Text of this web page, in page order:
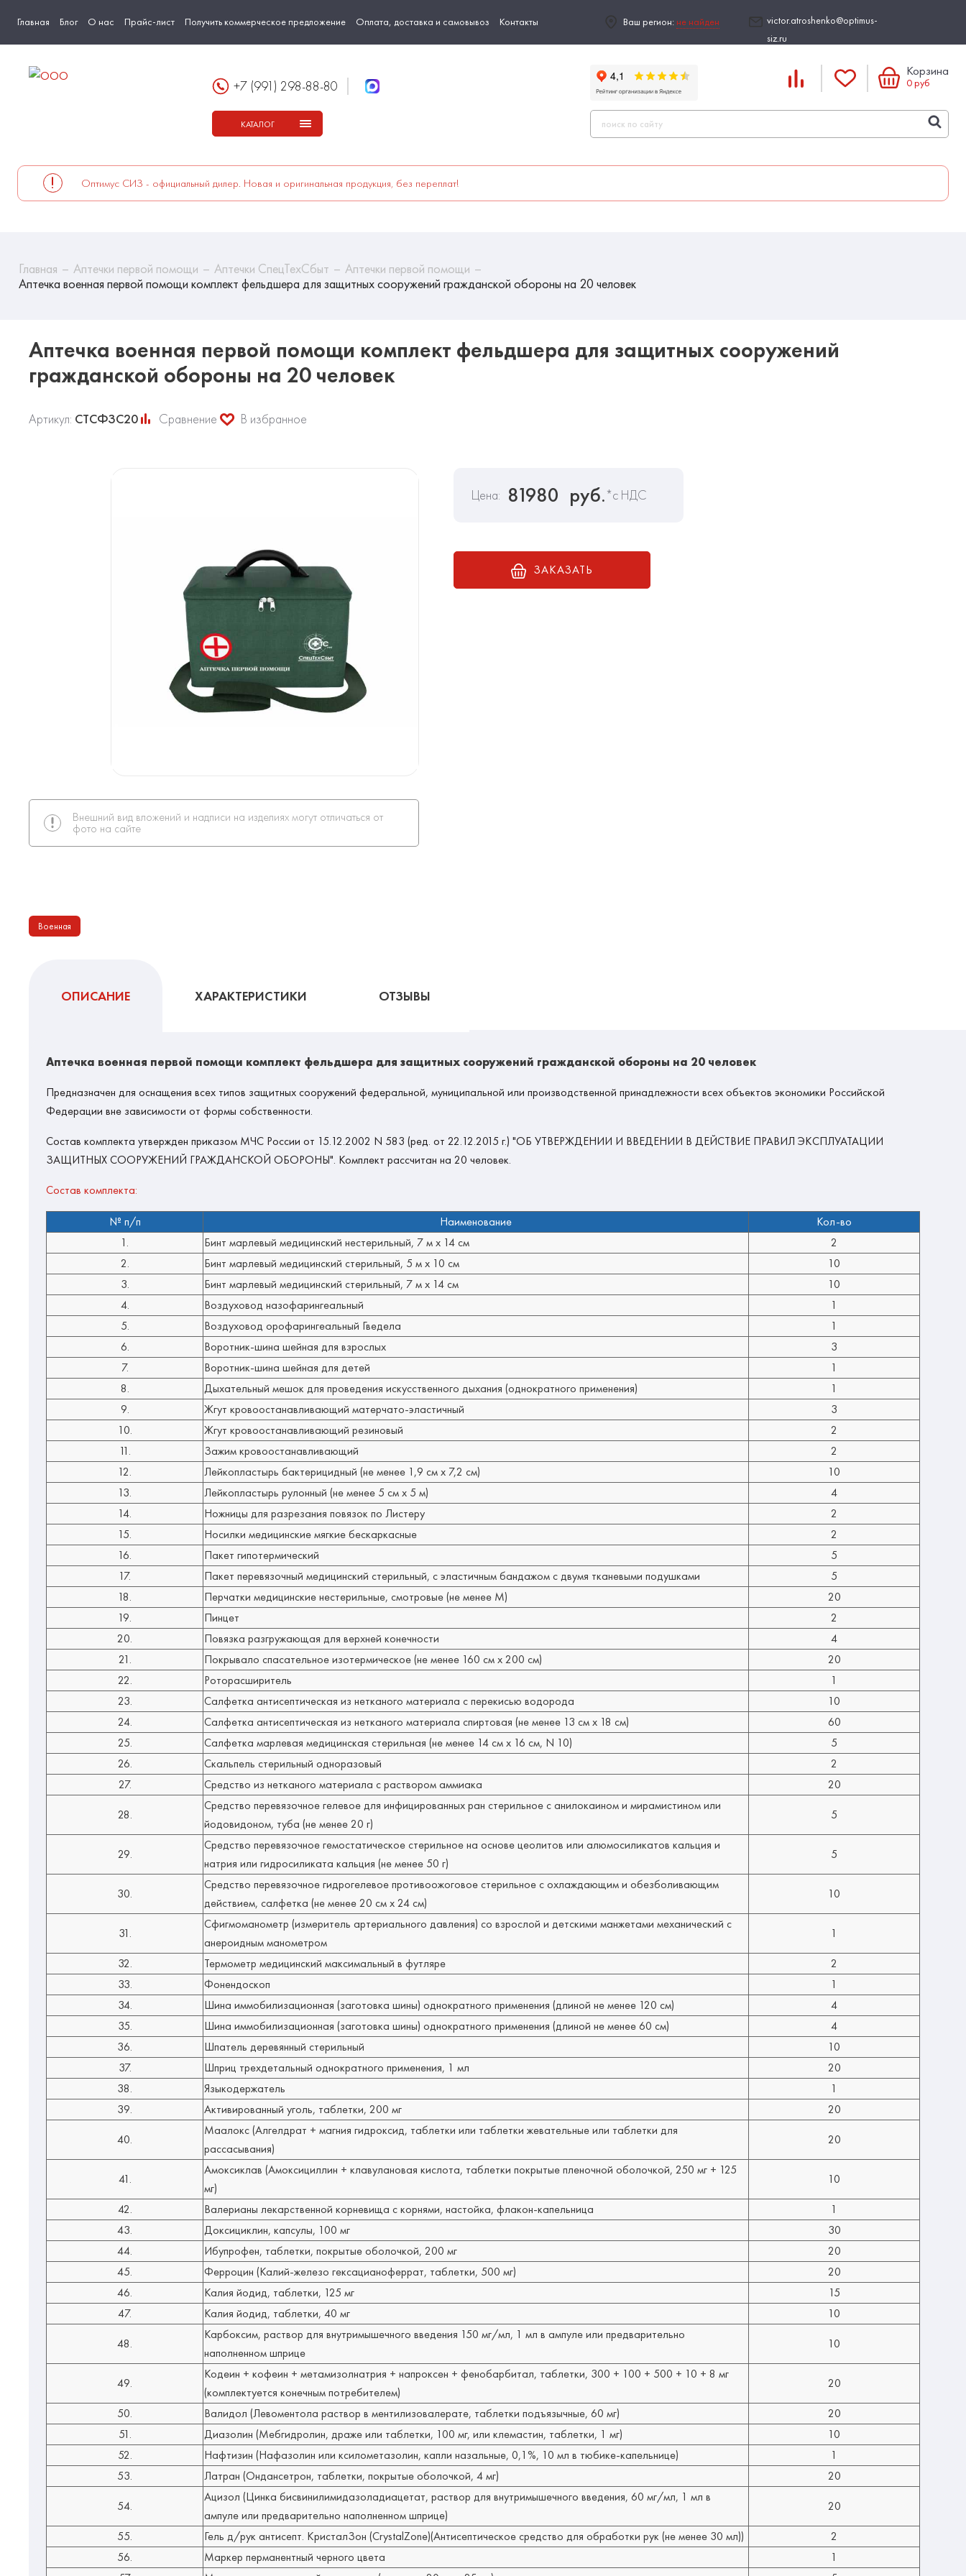
Главная Блог О нас Прайс-лист Получить коммерческое предложение Оплата, доставка и самовывоз Контакты Ваш регион: не найден
victor.atroshenko@optimus-
siz.ru
+7 (991) 298-88-80
КАТАЛОГ
Корзина
0руб
Оптимус СИЗ - официальный дилер. Новая и оригинальная продукция, без переплат!
Главная Аптечки первой помощи Аптечки СпецТехСбыт
Аптечки первой помощи
Аптечка военная первой помощи комплект фельдшера для защитных сооружений гражданской обороны на 20 человек
Аптечка военная первой помощи комплект фельдшера для защитных сооружений
гражданской обороны на 20 человек
Артикул: СТСФЗС20 Сравнение В избранное
Внешний вид вложений и надписи на изделиях могут отличаться от
фото на сайте
Цена: 81980 руб.*с НДС
ЗАКАЗАТЬ
Военная
ОПИСАНИЕ ХАРАКТЕРИСТИКИ ОТЗЫВЫ
Аптечка военная первой помощи комплект фельдшера для защитных сооружений гражданской обороны на 20 человек
Предназначен для оснащения всех типов защитных сооружений федеральной, муниципальной или производственной принадлежности всех объектов экономики Российской
Федерации вне зависимости от формы собственности.
Состав комплекта утвержден приказом МЧС России от 15.12.2002 N 583 (ред. от 22.12.2015 г.) "ОБ УТВЕРЖДЕНИИ И ВВЕДЕНИИ В ДЕЙСТВИЕ ПРАВИЛ ЭКСПЛУАТАЦИИ
ЗАЩИТНЫХ СООРУЖЕНИЙ ГРАЖДАНСКОЙ ОБОРОНЫ". Комплект рассчитан на 20 человек.
Состав комплекта:
№ п/п Наименование
Кол-во
1.
Бинт марлевый медицинский нестерильный, 7 м x 14 см
2
2.
Бинт марлевый медицинский стерильный, 5 м x 10 см
10
3.
Бинт марлевый медицинский стерильный, 7 м x 14 см
10
4.
Воздуховод назофарингеальный
1
5.
Воздуховод орофарингеальный Гведела
1
6.
Воротник-шина шейная для взрослых
3
7.
Воротник-шина шейная для детей
1
8.
Дыхательный мешок для проведения искусственного дыхания (однократного применения)
1
9.
Жгут кровоостанавливающий матерчато-эластичный
3
10.
Жгут кровоостанавливающий резиновый
2
11.
Зажим кровоостанавливающий
2
12.
Лейкопластырь бактерицидный (не менее 1,9 см x 7,2 см)
10
13.
Лейкопластырь рулонный (не менее 5 см x 5 м)
4
14.
Ножницы для разрезания повязок по Листеру
2
15.
Носилки медицинские мягкие бескаркасные
2
16.
Пакет гипотермический
5
17.
Пакет перевязочный медицинский стерильный, с эластичным бандажом с двумя тканевыми подушками
5
18.
Перчатки медицинские нестерильные, смотровые (не менее M)
20
19.
Пинцет
2
20.
Повязка разгружающая для верхней конечности
4
21.
Покрывало спасательное изотермическое (не менее 160 см x 200 см)
20
22.
Роторасширитель
1
23.
Салфетка антисептическая из нетканого материала с перекисью водорода
10
24.
Салфетка антисептическая из нетканого материала спиртовая (не менее 13 см x 18 см)
60
25.
Салфетка марлевая медицинская стерильная (не менее 14 см x 16 см, N 10)
5
26.
Скальпель стерильный одноразовый
2
27.
Средство из нетканого материала с раствором аммиака
20
28.
Средство перевязочное гелевое для инфицированных ран стерильное с анилокаином и мирамистином или
йодовидоном, туба (не менее 20 г)
5
29.
Средство перевязочное гемостатическое стерильное на основе цеолитов или алюмосиликатов кальция и
натрия или гидросиликата кальция (не менее 50 г)
5
30.
Средство перевязочное гидрогелевое противоожоговое стерильное с охлаждающим и обезболивающим
действием, салфетка (не менее 20 см x 24 см)
10
31.
Сфигмоманометр (измеритель артериального давления) со взрослой и детскими манжетами механический с
анероидным манометром
1
32.
Термометр медицинский максимальный в футляре
2
33.
Фонендоскоп
1
34.
Шина иммобилизационная (заготовка шины) однократного применения (длиной не менее 120 см)
4
35.
Шина иммобилизационная (заготовка шины) однократного применения (длиной не менее 60 см)
4
36.
Шпатель деревянный стерильный
10
37.
Шприц трехдетальный однократного применения, 1 мл
20
38.
Языкодержатель
1
39.
Активированный уголь, таблетки, 200 мг
20
40.
Маалокс(Алгелдрат + магния гидроксид, таблетки или таблетки жевательные или таблетки для
рассасывания)
20
41.
Амоксиклав (Амоксициллин + клавулановая кислота, таблетки покрытые пленочной оболочкой, 250 мг + 125
мг)
10
42.
Валерианы лекарственной корневища с корнями, настойка, флакон-капельница
1
43.
Доксициклин, капсулы, 100 мг
30
44.
Ибупрофен, таблетки, покрытые оболочкой, 200 мг
20
45.
Ферроцин (Калий-железо гексацианоферрат, таблетки, 500 мг)
20
46.
Калия йодид, таблетки, 125 мг
15
47.
Калия йодид, таблетки, 40 мг
10
48.
Карбоксим, раствор для внутримышечного введения 150 мг/мл, 1 мл в ампуле или предварительно
наполненном шприце
10
49.
Кодеин + кофеин + метамизолнатрия + напроксен + фенобарбитал, таблетки, 300 + 100 + 500 + 10 + 8 мг
(комплектуется конечным потребителем)
20
50.
Валидол (Левоментола раствор в ментилизовалерате, таблетки подъязычные, 60 мг)
20
51.
Диазолин (Мебгидролин, драже или таблетки, 100 мг, или клемастин, таблетки, 1 мг)
10
52.
Нафтизин (Нафазолин или ксилометазолин, капли назальные, 0,1%, 10 мл в тюбике-капельнице)
1
53.
Латран (Ондансетрон, таблетки, покрытые оболочкой, 4 мг)
20
54.
Ацизол (Цинка бисвинилимидазоладиацетат, раствор для внутримышечного введения, 60 мг/мл, 1 мл в
ампуле или предварительно наполненном шприце)
20
55.
Гель д/рук антисепт. КристалЗон (CrystalZone)(Антисептическое средство для обработки рук (не менее 30 мл))
2
56.
Маркер перманентный черного цвета
1